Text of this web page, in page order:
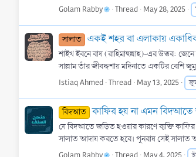
Golam Rabby Thread May 28, 2025
সালাত একই শহর বা এলাকায়
শাইখ ইবনে বায (রাহিমাহুল্লাহ)-এর উত্তর:
সাল্লাম তাঁর জীবদ্দশায় মদিনাতে একটির
Istiaq Ahmed Thread May 13, 2025
বিদআত কাফির হয় না এমন
যে বিদআতে জড়িত হওয়ার কারণে ব্যক্তি
সালাত আদায় করতে হবে। পুনরায় সেই